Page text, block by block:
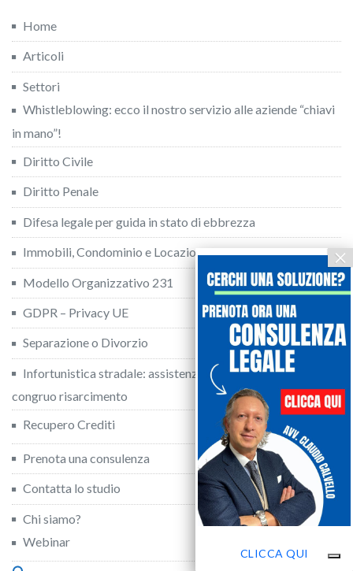
Home
Articoli
Settori
Whistleblowing: ecco il nostro servizio alle aziende “chiavi
in mano”!
Diritto Civile
Diritto Penale
Difesa legale per guida in stato di ebbrezza
Immobili, Condominio e Locazioni
Modello Organizzativo 231
GDPR – Privacy UE
Separazione o Divorzio
Infortunistica stradale: assistenza legale per ottenere il
congruo risarcimento
Recupero Crediti
Prenota una consulenza
Contatta lo studio
Chi siamo?
Webinar
CLICCA QUI